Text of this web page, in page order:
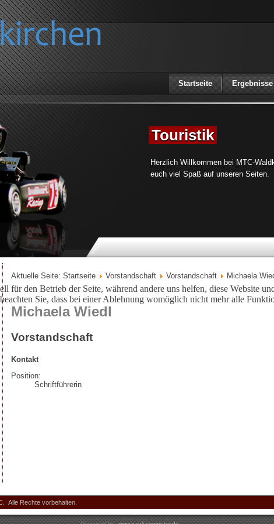
Touristik
Herzlich Willkommen bei MTC-
euch viel Spaß auf unseren Seiten.
Startseite Ergebnisse
Aktuelle Seite: Startseite Vorstandschaft Vorstandschaft Michaela
Michaela Wiedl
Vorstandschaft
Kontakt
Position:
Schriftführerin
Alle Rechte vorbehalten.
für den Betrieb der Seite, während andere uns helfen, diese Website
Sie, dass bei einer Ablehnung womöglich nicht mehr alle